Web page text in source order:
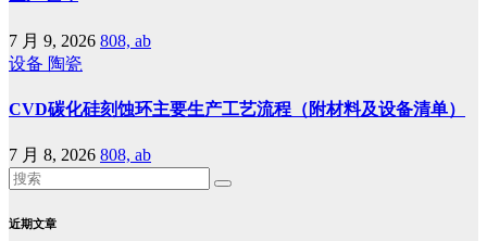
7 月 9, 2026 808, ab
设备 陶瓷
CVD碳化硅刻蚀环主要生产工艺流程（附材料及设备清单）
7 月 8, 2026 808, ab
近期文章